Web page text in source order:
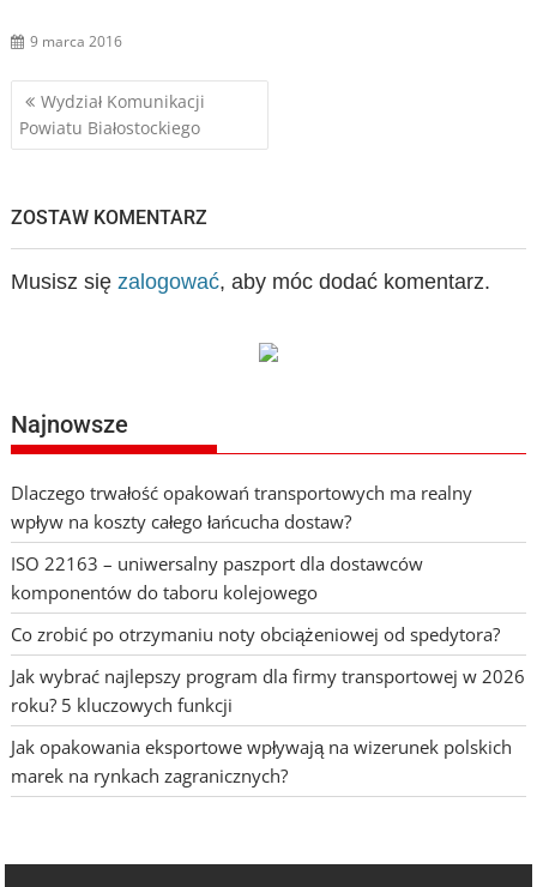
9 marca 2016
Nawigacja
wpisu
Wydział Komunikacji
Powiatu Białostockiego
ZOSTAW KOMENTARZ
Musisz się zalogować, aby móc dodać komentarz.
Najnowsze
Dlaczego trwałość opakowań transportowych ma realny
wpływ na koszty całego łańcucha dostaw?
ISO 22163 – uniwersalny paszport dla dostawców
komponentów do taboru kolejowego
Co zrobić po otrzymaniu noty obciążeniowej od spedytora?
Jak wybrać najlepszy program dla firmy transportowej w 2026
roku? 5 kluczowych funkcji
Jak opakowania eksportowe wpływają na wizerunek polskich
marek na rynkach zagranicznych?